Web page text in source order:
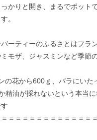
かりと開き、まるでポット
。
ーティーのふるさとはフラ
モザ、ジャスミンなど季節
の花から600ｇ、バラにいた
精油が採れないという本当
＝＝＝＝＝＝＝＝＝＝＝＝＝